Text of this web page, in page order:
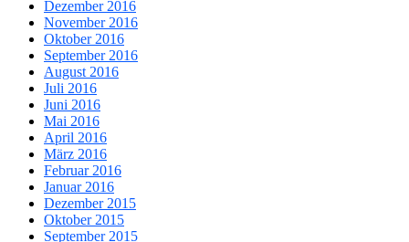
Dezember 2016
November 2016
Oktober 2016
September 2016
August 2016
Juli 2016
Juni 2016
Mai 2016
April 2016
März 2016
Februar 2016
Januar 2016
Dezember 2015
Oktober 2015
September 2015